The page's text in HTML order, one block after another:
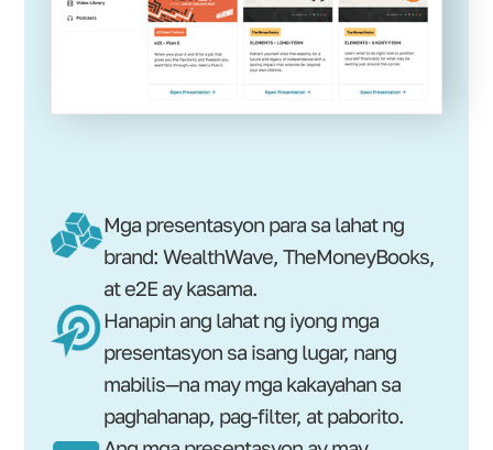
Mga presentasyon para sa lahat ng
brand: WealthWave, TheMoneyBooks,
at e2E ay kasama.
Hanapin ang lahat ng iyong mga
presentasyon sa isang lugar, nang
mabilis—na may mga kakayahan sa
paghahanap, pag-filter, at paborito.